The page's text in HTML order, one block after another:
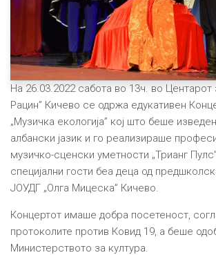
На 26.03.2022 сабота во 13ч. во Центарот
Рацин” Кичево се одржа едукативен
„Музичка екологија” кој што беше
албански јазик и го реализираше
музичко-сценски уметности „Трианг
специјални гости беа деца од
ЈОУДГ „Олга Мицеска” Кичево.
Концертот имаше добра посетеност,
протоколите против Ковид 19, а беше
Министерството за култура.